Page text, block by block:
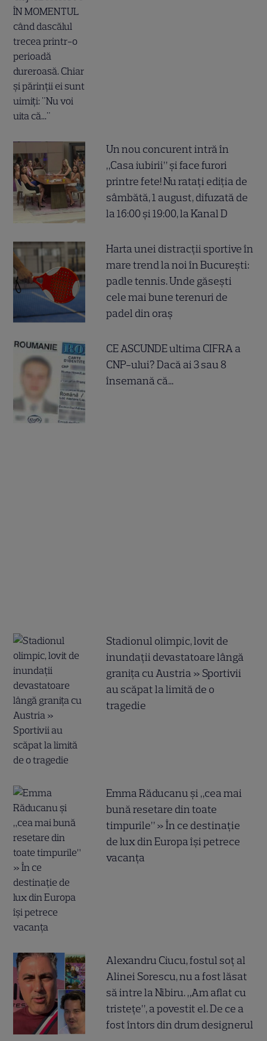
Un nou concurent intră în
„Casa iubirii” și face furori
printre fete! Nu ratați ediția de
sâmbătă, 1 august, difuzată de
la 16:00 și 19:00, la Kanal D
Harta unei distracții sportive în
mare trend la noi în București:
padle tennis. Unde găsești
cele mai bune terenuri de
padel din oraș
CE ASCUNDE ultima CIFRA a
CNP-ului? Dacă ai 3 sau 8
însemană că...
Stadionul olimpic, lovit de
inundații devastatoare lângă
granița cu Austria » Sportivii
au scăpat la limită de o
tragedie
Emma Răducanu și „cea mai
bună resetare din toate
timpurile” » În ce destinație
de lux din Europa își petrece
vacanța
Alexandru Ciucu, fostul soț al
Alinei Sorescu, nu a fost lăsat
să intre la Nibiru. „Am aflat cu
tristețe”, a povestit el. De ce a
fost întors din drum designerul